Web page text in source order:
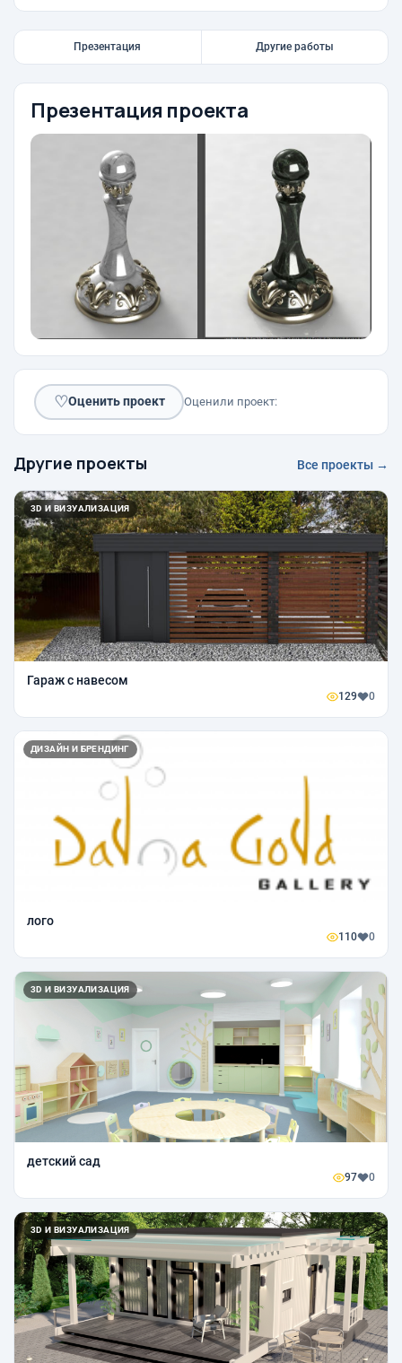
Презентация Другие работы
Презентация проекта
♡Оценить проект Оценили проект:
Другие проекты Все проекты →
3D И ВИЗУАЛИЗАЦИЯ
Гараж с навесом
129 0
ДИЗАЙН И БРЕНДИНГ
лого
110 0
3D И ВИЗУАЛИЗАЦИЯ
детский сад
97 0
3D И ВИЗУАЛИЗАЦИЯ